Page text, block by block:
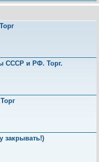
СССР и РФ. Торг.
закрывать!)